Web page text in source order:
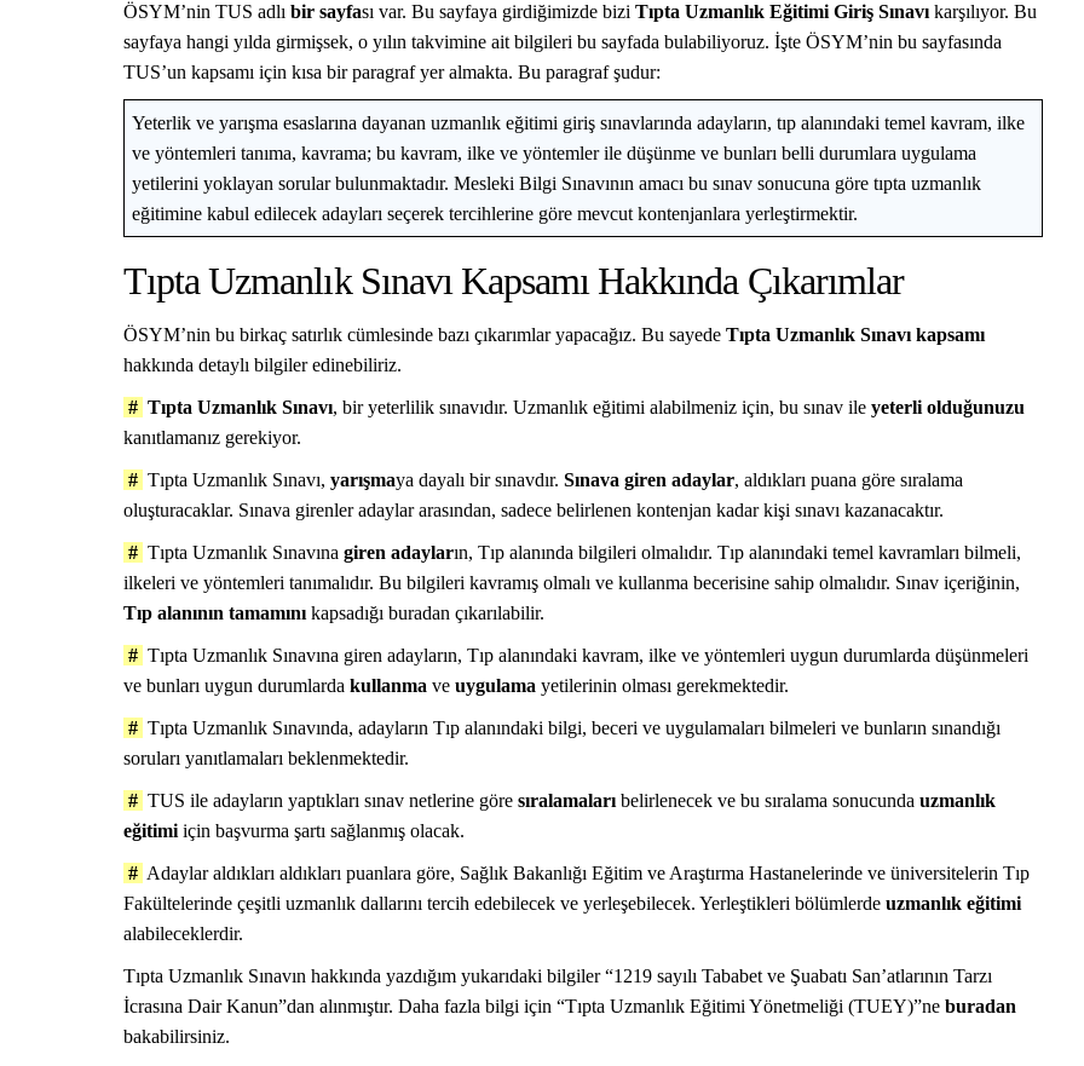
ÖSYM’nin TUS adlı bir sayfası var. Bu sayfaya girdiğimizde bizi Tıpta Uzmanlık Eğitimi Giriş Sınavı karşılıyor. Bu
sayfaya hangi yılda girmişsek, o yılın takvimine ait bilgileri bu sayfada bulabiliyoruz. İşte ÖSYM’nin bu sayfasında
TUS’un kapsamı için kısa bir paragraf yer almakta. Bu paragraf şudur:
Yeterlik ve yarışma esaslarına dayanan uzmanlık eğitimi giriş sınavlarında adayların, tıp alanındaki temel kavram, ilke
ve yöntemleri tanıma, kavrama; bu kavram, ilke ve yöntemler ile düşünme ve bunları belli durumlara uygulama
yetilerini yoklayan sorular bulunmaktadır. Mesleki Bilgi Sınavının amacı bu sınav sonucuna göre tıpta uzmanlık
eğitimine kabul edilecek adayları seçerek tercihlerine göre mevcut kontenjanlara yerleştirmektir.
Tıpta Uzmanlık Sınavı Kapsamı Hakkında Çıkarımlar
ÖSYM’nin bu birkaç satırlık cümlesinde bazı çıkarımlar yapacağız. Bu sayede Tıpta Uzmanlık Sınavı kapsamı
hakkında detaylı bilgiler edinebiliriz.
# Tıpta Uzmanlık Sınavı, bir yeterlilik sınavıdır. Uzmanlık eğitimi alabilmeniz için, bu sınav ile yeterli olduğunuzu
kanıtlamanız gerekiyor.
# Tıpta Uzmanlık Sınavı, yarışmaya dayalı bir sınavdır. Sınava giren adaylar, aldıkları puana göre sıralama
oluşturacaklar. Sınava girenler adaylar arasından, sadece belirlenen kontenjan kadar kişi sınavı kazanacaktır.
# Tıpta Uzmanlık Sınavına giren adayların, Tıp alanında bilgileri olmalıdır. Tıp alanındaki temel kavramları bilmeli,
ilkeleri ve yöntemleri tanımalıdır. Bu bilgileri kavramış olmalı ve kullanma becerisine sahip olmalıdır. Sınav içeriğinin,
Tıp alanının tamamınıkapsadığı buradan çıkarılabilir.
# Tıpta Uzmanlık Sınavına giren adayların, Tıp alanındaki kavram, ilke ve yöntemleri uygun durumlarda düşünmeleri
ve bunları uygun durumlarda kullanma ve uygulama yetilerinin olması gerekmektedir.
# Tıpta Uzmanlık Sınavında, adayların Tıp alanındaki bilgi, beceri ve uygulamaları bilmeleri ve bunların sınandığı
soruları yanıtlamaları beklenmektedir.
# TUS ile adayların yaptıkları sınav netlerine göre sıralamalarıbelirlenecek ve bu sıralama sonucunda uzmanlık
eğitimiiçin başvurma şartı sağlanmış olacak.
# Adaylar aldıkları aldıkları puanlara göre, Sağlık Bakanlığı Eğitim ve Araştırma Hastanelerinde ve üniversitelerin Tıp
Fakültelerinde çeşitli uzmanlık dallarını tercih edebilecek ve yerleşebilecek. Yerleştikleri bölümlerde uzmanlık eğitimi
alabileceklerdir.
Tıpta Uzmanlık Sınavın hakkında yazdığım yukarıdaki bilgiler “1219 sayılı Tababet ve Şuabatı San’atlarının Tarzı
İcrasına Dair Kanun”dan alınmıştır. Daha fazla bilgi için “Tıpta Uzmanlık Eğitimi Yönetmeliği (TUEY)”ne buradan
bakabilirsiniz.
NASIL YAPILIR? DOKTOR BUN'DAN TIP FAKÜLTESI | SORULAR VE CEVAPLAR